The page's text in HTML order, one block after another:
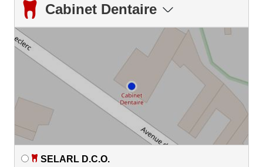
Cabinet Dentaire
SELARL D.C.O.